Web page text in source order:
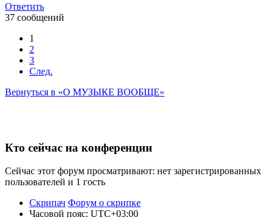
Ответить
37 сообщений
1
2
3
След.
Вернуться в «О МУЗЫКЕ ВООБЩЕ»
Кто сейчас на конференции
Сейчас этот форум просматривают: нет зарегистрированных
пользователей и 1 гость
Скрипач Форум о скрипке
Часовой пояс: UTC+03:00